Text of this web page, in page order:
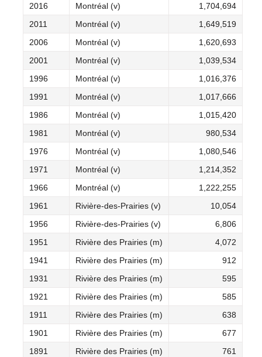
2016
Montréal (v)
1,704,694
2011
Montréal (v)
1,649,519
2006
Montréal (v)
1,620,693
2001
Montréal (v)
1,039,534
1996
Montréal (v)
1,016,376
1991
Montréal (v)
1,017,666
1986
Montréal (v)
1,015,420
1981
Montréal (v)
980,534
1976
Montréal (v)
1,080,546
1971
Montréal (v)
1,214,352
1966
Montréal (v)
1,222,255
1961
Rivière-des-Prairies (v)
10,054
1956
Rivière-des-Prairies (v)
6,806
1951
Rivière des Prairies (m)
4,072
1941
Rivière des Prairies (m)
912
1931
Rivière des Prairies (m)
595
1921
Rivière des Prairies (m)
585
1911
Rivière des Prairies (m)
638
1901
Rivière des Prairies (m)
677
1891
Rivière des Prairies (m)
761